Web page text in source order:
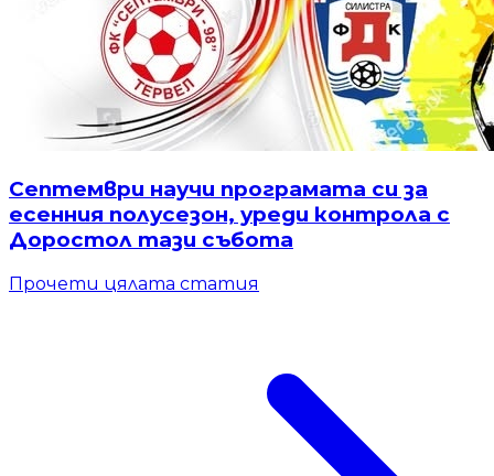
Септември научи програмата си за
есенния полусезон, уреди контрола с
Доростол тази събота
Прочети цялата статия